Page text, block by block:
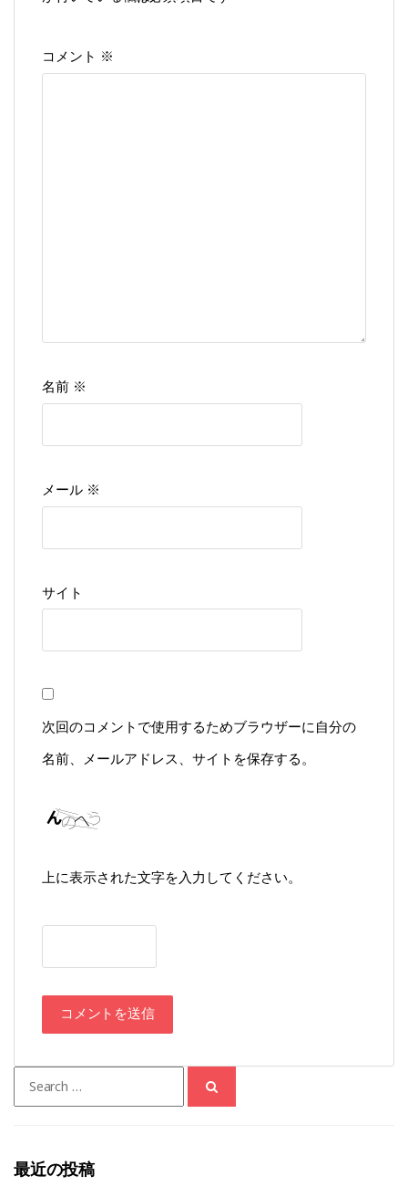
コメント ※
名前 ※
メール ※
サイト
次回のコメントで使用するためブラウザーに自分の
名前、メールアドレス、サイトを保存する。
上に表示された文字を入力してください。
for:
最近の投稿